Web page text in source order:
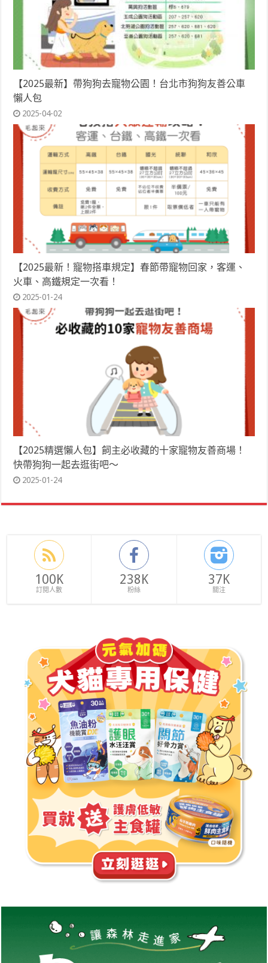
【2025最新】帶狗狗去寵物公園！台北市狗狗友善公車
懶人包
2025-04-02
【2025最新！寵物搭車規定】春節帶寵物回家，客運、
火車、高鐵規定一次看！
2025-01-24
【2025精選懶人包】飼主必收藏的十家寵物友善商場！
快帶狗狗一起去逛街吧～
2025-01-24
100K
訂閱人數
238K
粉絲
37K
關注